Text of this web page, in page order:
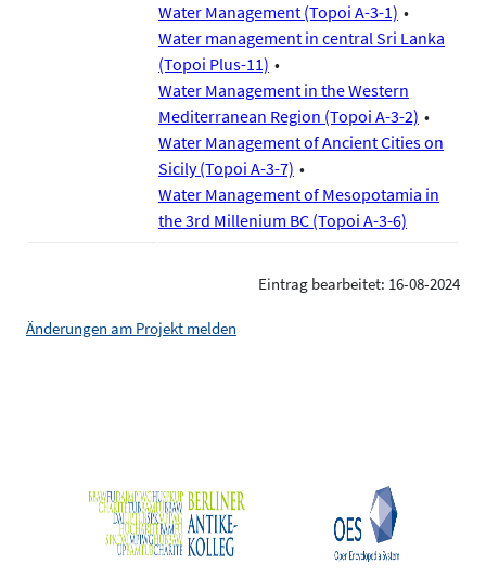
Water Management (Topoi A-3-1)
Water management in central Sri Lanka
(Topoi Plus-11)
Water Management in the Western
Mediterranean Region (Topoi A-3-2)
Water Management of Ancient Cities on
Sicily (Topoi A-3-7)
Water Management of Mesopotamia in
the 3rd Millenium BC (Topoi A-3-6)
Eintrag bearbeitet: 16-08-2024
Änderungen am Projekt melden